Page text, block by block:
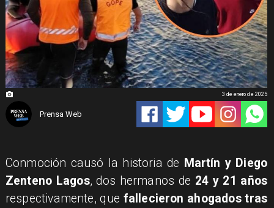
Prensa Web
3 de enero de 2025
Conmoción causó la historia de Martín y Diego
Zenteno Lagos, dos hermanos de 24 y 21 años
respectivamente, que fallecieron ahogados tras